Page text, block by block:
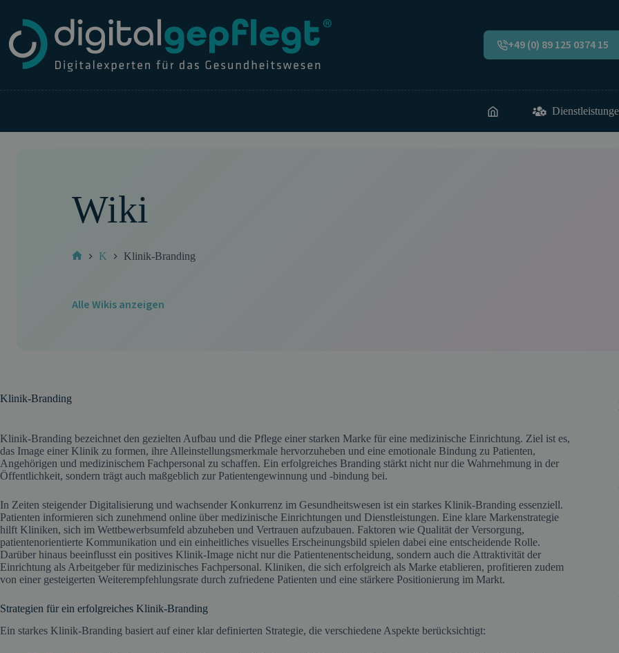
Inhalt
springen
+49 (0) 89 125 0374 15
Wiki
K Klinik-Branding
Alle Wikis anzeigen
Klinik-Branding
Klinik-Branding bezeichnet den gezielten Aufbau und die Pflege einer starken Marke für eine medizinische Einrichtung. Ziel ist es,
das Image einer Klinik zu formen, ihre Alleinstellungsmerkmale hervorzuheben und eine emotionale Bindung zu Patienten,
Angehörigen und medizinischem Fachpersonal zu schaffen. Ein erfolgreiches Branding stärkt nicht nur die Wahrnehmung in der
Öffentlichkeit, sondern trägt auch maßgeblich zur Patientengewinnung und -bindung bei.
In Zeiten steigender Digitalisierung und wachsender Konkurrenz im Gesundheitswesen ist ein starkes Klinik-Branding essenziell.
Patienten informieren sich zunehmend online über medizinische Einrichtungen und Dienstleistungen. Eine klare Markenstrategie
hilft Kliniken, sich im Wettbewerbsumfeld abzuheben und Vertrauen aufzubauen. Faktoren wie Qualität der Versorgung,
patientenorientierte Kommunikation und ein einheitliches visuelles Erscheinungsbild spielen dabei eine entscheidende Rolle.
Darüber hinaus beeinflusst ein positives Klinik-Image nicht nur die Patientenentscheidung, sondern auch die Attraktivität der
Einrichtung als Arbeitgeber für medizinisches Fachpersonal. Kliniken, die sich erfolgreich als Marke etablieren, profitieren zudem
von einer gesteigerten Weiterempfehlungsrate durch zufriedene Patienten und eine stärkere Positionierung im Markt.
Strategien für ein erfolgreiches Klinik-Branding
Ein starkes Klinik-Branding basiert auf einer klar definierten Strategie, die verschiedene Aspekte berücksichtigt: